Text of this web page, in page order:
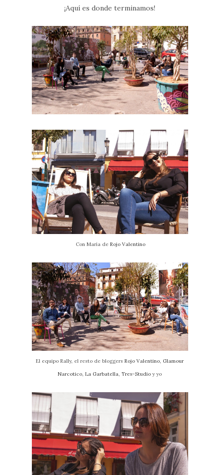
¡Aquí es donde terminamos!
Con María deRojo Valentino
El equipo Rally, el resto de bloggersRojo Valentino, Glamour
Narcotico,La Garbatella, Tres-Studio y yo